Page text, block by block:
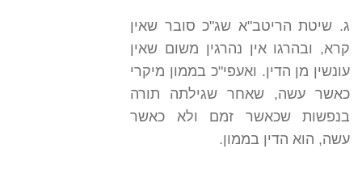
ג. שיטת הריטב"א שג"כ סובר שאין
קרא, ובהרגו אין נהרגין משום שאין
עונשין מן הדין. ואעפי"כ בממון מיקרי
כאשר עשה, שאחר שגילתה תורה
בנפשות שכאשר זמם ולא כאשר
עשה, הוא הדין בממון.